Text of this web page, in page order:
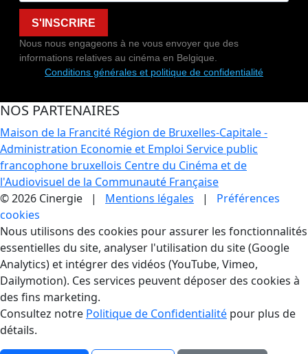
S'INSCRIRE
Nous nous engageons à ne vous envoyer que des
informations relatives au cinéma en Belgique.
Conditions générales et politique de confidentialité
NOS PARTENAIRES
Maison de la Francité Région de Bruxelles-Capitale -
Administration Economie et Emploi Service public
francophone bruxellois Centre du Cinéma et de
l'Audiovisuel de la Communauté Française
© 2026 Cinergie | Mentions légales | Préférences
cookies
Gestion des Cookies
Nous utilisons des cookies pour assurer les fonctionnalités
essentielles du site, analyser l'utilisation du site (Google
Analytics) et intégrer des vidéos (YouTube, Vimeo,
Dailymotion). Ces services peuvent déposer des cookies à
des fins marketing.
Consultez notre Politique de Confidentialité pour plus de
détails.